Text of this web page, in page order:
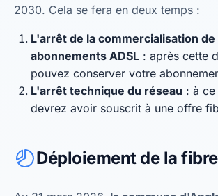
2030. Cela se fera en deux temps :
L'arrêt de la commercialisation
abonnements ADSL : après cette
pouvez conserver votre
L'arrêt technique du réseau : à
devrez avoir souscrit à une offre
Déploiement de la